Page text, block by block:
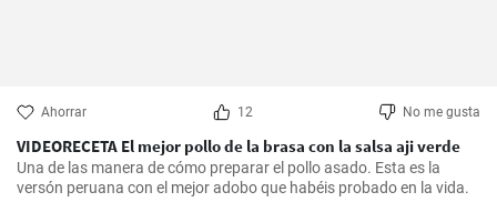
Ahorrar 12 No me gusta
VIDEORECETA El mejor pollo de la brasa con la salsa aji verde
Una de las manera de cómo preparar el pollo asado. Esta es la
versón peruana con el mejor adobo que habéis probado en la vida.